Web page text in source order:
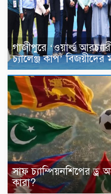
গাজীপুরে ‘ওয়ার্ল্ড
চ্যালেঞ্জ কাপ’
সাফ চ্যাম্পিয়নশিপের ড্র
কারা?